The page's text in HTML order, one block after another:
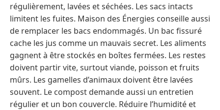
régulièrement, lavées et séchées. Les sacs intacts
limitent les fuites. Maison des Énergies conseille aussi
de remplacer les bacs endommagés. Un bac fissuré
cache les jus comme un mauvais secret. Les aliments
gagnent à être stockés en boîtes fermées. Les restes
doivent partir vite, surtout viande, poisson et fruits
mûrs. Les gamelles d’animaux doivent être lavées
souvent. Le compost demande aussi un entretien
régulier et un bon couvercle. Réduire l’humidité et